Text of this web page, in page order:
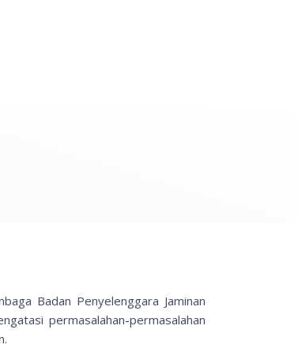
Badan Penyelenggara Jaminan
permasalahan-permasalahan